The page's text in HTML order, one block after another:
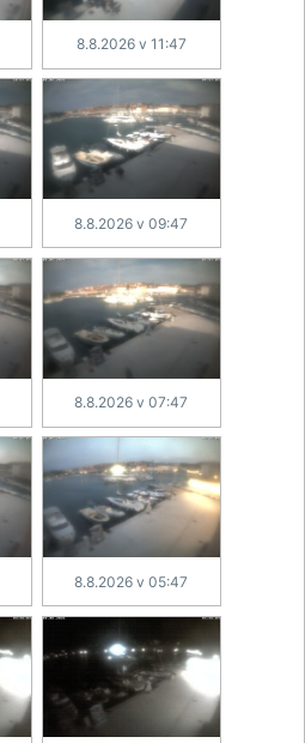
8.8.2026 v 11:47
8.8.2026 v 09:47
8.8.2026 v 07:47
8.8.2026 v 05:47